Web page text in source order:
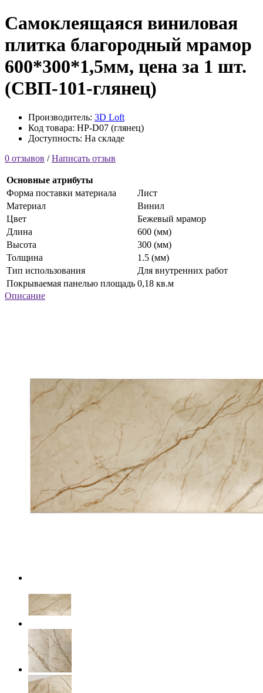
Самоклеящаяся виниловая
плитка благородный мрамор
600*300*1,5мм, цена за 1 шт.
(СВП-101-глянец)
Производитель: 3D Loft
Код товара: HP-D07 (глянец)
Доступность: На складе
0 отзывов /Написать отзыв
Основные атрибуты
Форма поставки материала
Лист
Материал
Винил
Цвет
Бежевый мрамор
Длина
600 (мм)
Высота
300 (мм)
Толщина
1.5 (мм)
Тип использования
Для внутренних работ
Покрываемая панелью площадь 0,18 кв.м
Описание